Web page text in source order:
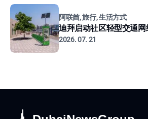
阿联酋, 旅行, 生活方式
迪拜启动社区轻型交通网
2026. 07. 21